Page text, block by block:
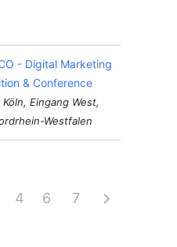
- Digital Marketing
& Conference
Eingang West,
Westfalen
4 5
6 7